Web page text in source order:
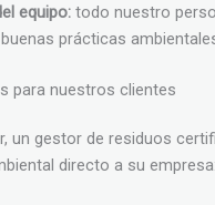
equipo:todo nuestro
prácticas
para nuestros clientes
un gestor de residuos
directo a su empresa: